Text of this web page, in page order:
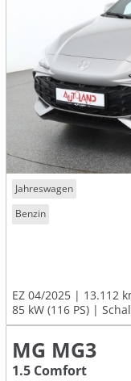
Jahreswagen
Benzin
EZ 04/2025
13.112
85 kW (116 PS)
MG MG3
1.5 Comfort